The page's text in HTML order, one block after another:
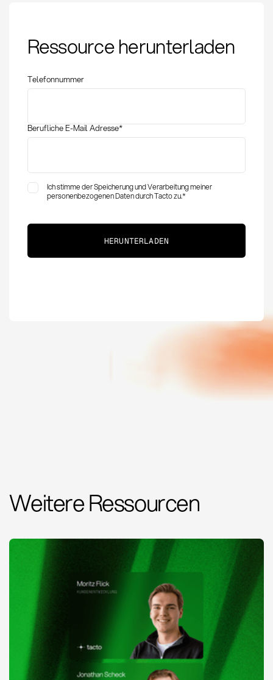
Preis: Definition und
Implementierung
Ressource herunterladen
Telefonnummer
Berufliche E-Mail Adresse*
Ich stimme der Speicherung und Verarbeitung meiner
personenbezogenen Daten durch Tacto zu.*
Weitere Ressourcen